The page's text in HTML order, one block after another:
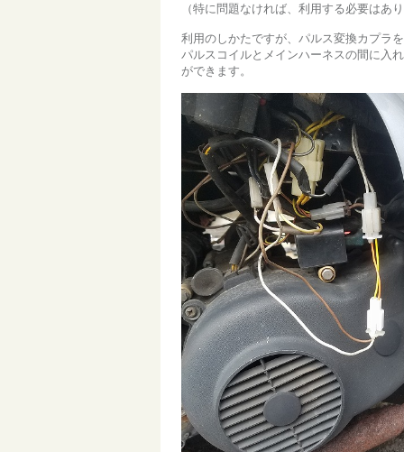
（特に問題なければ、利用する必要はあ
利用のしかたですが、パルス変換カプラを
パルスコイルとメインハーネスの間に入
ができます。